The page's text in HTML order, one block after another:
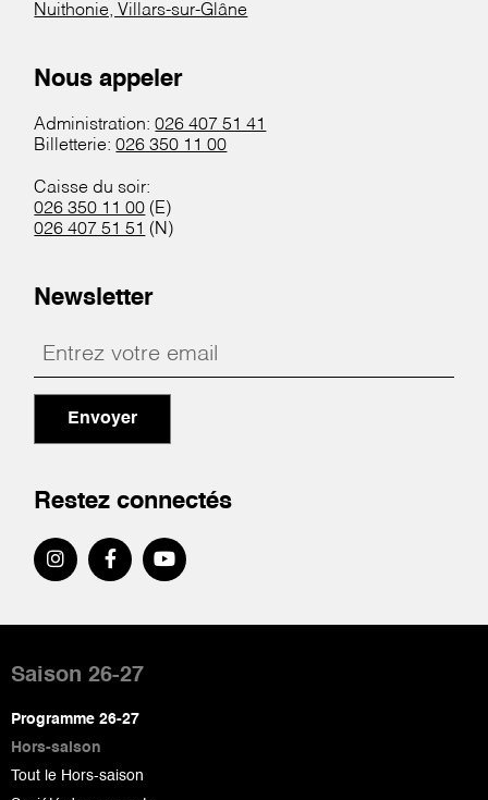
Nuithonie, Villars-sur-Glâne
Nous appeler
Administration:026 407 51 41
Billetterie:026 350 11 00
Caisse du soir:
026 350 11 00 (E)
026 407 51 51 (N)
Newsletter
Envoyer
Restez connectés
de
page
Saison 26-27
Programme 26-27
Hors-saison
Tout le Hors-saison